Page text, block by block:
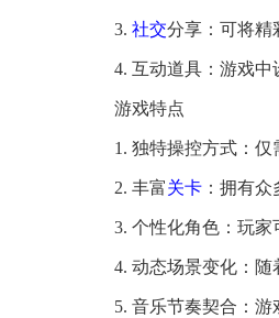
3. 社交分享：可将精
4. 互动道具：游戏
游戏特点
1. 独特操控方式：
2. 丰富关卡 ：拥有
3. 个性化角色：玩
4. 动态场景变化：
5. 音乐节奏契合：